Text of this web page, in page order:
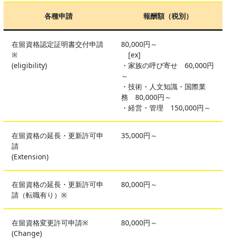
各種申請 報酬額（税別）
在留資格認定証明書交付申請
※
(eligibility)
80,000円～
[ex]
・家族の呼び寄せ 60,000円
～
・技術・人文知識・国際業
務 80,000円～
・経営・管理 150,000円～
在留資格の延長・更新許可申
請
(Extension)
35,000円～
在留資格の延長・更新許可申
請（転職有り）※
80,000円～
在留資格変更許可申請※
(Change)
80,000円～